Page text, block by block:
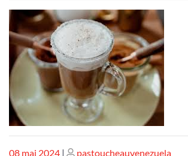
Publié
08 mai 2024 | Publié
pastoucheauvenezuela